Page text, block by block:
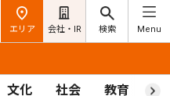
エリア 会社・IR 検索 Menu
文化 社会 教育 ス